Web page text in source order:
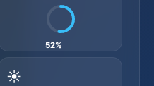
52%
☀️